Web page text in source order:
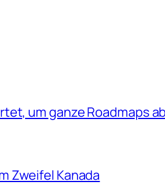
um ganze Roadmaps
Zweifel Kanada